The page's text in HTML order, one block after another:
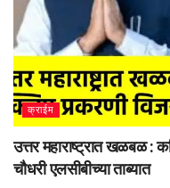
क्राईम
उत्तर महाराष्ट्रात खळबळ
चौधरी एलसीबीच्या ताब्यात